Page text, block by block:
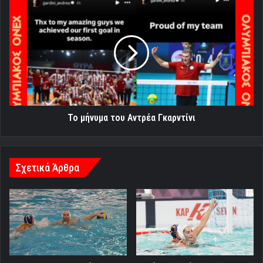
μήνυμα
του
Αντρέα
Γκαρντίνι
Το μήνυμα του Αντρέα Γκαρντίνι
Σχετικά Άρθρα